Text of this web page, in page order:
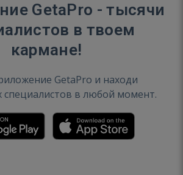
GetaPro - тысячи
в твоем
кармане!
GetaPro и находи
специалистов в любой момент.